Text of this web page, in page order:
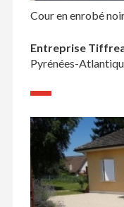
Cour en enrobé
Entreprise
Pyrénées-